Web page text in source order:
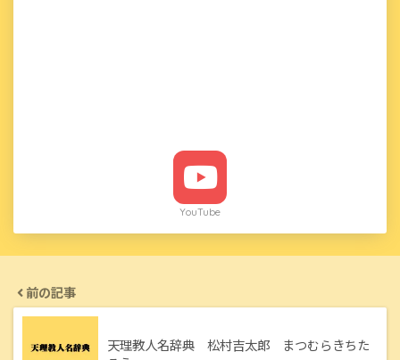
YouTube
前の記事
天理教人名辞典 松村吉太郎 まつむらきちた